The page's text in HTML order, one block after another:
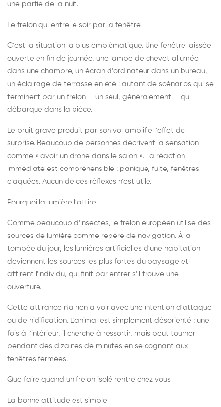
une partie de la nuit.
Le frelon qui entre le soir par la fenêtre
C'est la situation la plus emblématique. Une fenêtre laissée
ouverte en fin de journée, une lampe de chevet allumée
dans une chambre, un écran d'ordinateur dans un bureau,
un éclairage de terrasse en été : autant de scénarios qui se
terminent par un frelon — un seul, généralement — qui
débarque dans la pièce.
Le bruit grave produit par son vol amplifie l'effet de
surprise. Beaucoup de personnes décrivent la sensation
comme « avoir un drone dans le salon ». La réaction
immédiate est compréhensible : panique, fuite, fenêtres
claquées. Aucun de ces réflexes n'est utile.
Pourquoi la lumière l'attire
Comme beaucoup d'insectes, le frelon européen utilise des
sources de lumière comme repère de navigation. À la
tombée du jour, les lumières artificielles d'une habitation
deviennent les sources les plus fortes du paysage et
attirent l'individu, qui finit par entrer s'il trouve une
ouverture.
Cette attirance n'a rien à voir avec une intention d'attaque
ou de nidification. L'animal est simplement désorienté : une
fois à l'intérieur, il cherche à ressortir, mais peut tourner
pendant des dizaines de minutes en se cognant aux
fenêtres fermées.
Que faire quand un frelon isolé rentre chez vous
La bonne attitude est simple :